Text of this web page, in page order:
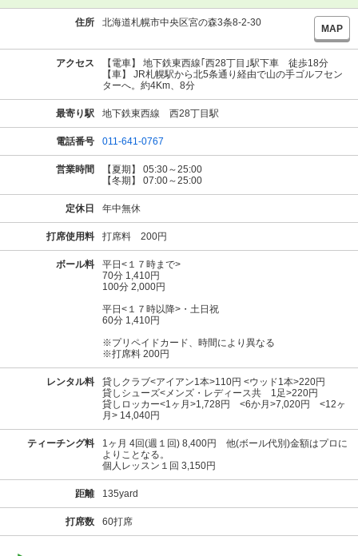
住所 北海道札幌市中央区宮の森3条8-2-30
MAP
アクセス
【電車】 地下鉄東西線｢西28丁目｣駅下車 徒歩18分
【車】 JR札幌駅から北5条通り経由で山の手ゴルフセン
ターへ。約4Km、8分
最寄り駅 地下鉄東西線 西28丁目駅
電話番号 011-641-0767
営業時間
【夏期】 05:30～25:00
【冬期】 07:00～25:00
定休日 年中無休
打席使用料 打席料 200円
ボール料
平日<１７時まで>
70分 1,410円
100分 2,000円
平日<１７時以降>・土日祝
60分 1,410円
※プリペイドカード、時間により異なる
※打席料 200円
レンタル料
貸しクラブ<アイアン1本>110円 <ウッド1本>220円
貸しシューズ<メンズ・レディース共 1足>220円
貸しロッカー<1ヶ月>1,728円 <6か月>7,020円 <12ヶ
月> 14,040円
ティーチング料
1ヶ月 4回(週１回) 8,400円 他(ボール代別)金額はプロに
よりことなる。
個人レッスン１回 3,150円
距離 135yard
打席数 60打席